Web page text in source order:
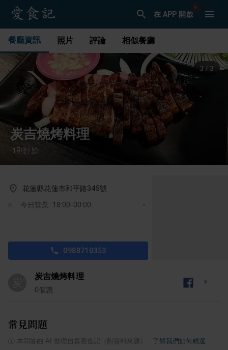
在 APP 開啟
餐廳資訊 照片 評論 相似餐廳
1 / 3
炭吉燒烤料理
· 1 則評論
花蓮縣花蓮市和平路345號
今日營業: 18:00-00:00
0988710353
炭吉燒烤料理
0個讚
常見問題
本問答由 AI 整理自真實食記（附資料來源） 了解我們如何精選